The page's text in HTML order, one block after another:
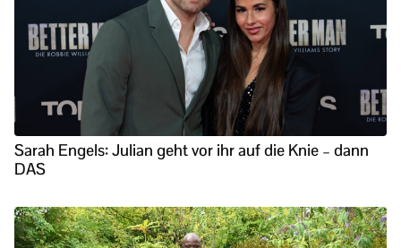
Sarah Engels: Julian geht vor ihr auf die Knie – dann
DAS